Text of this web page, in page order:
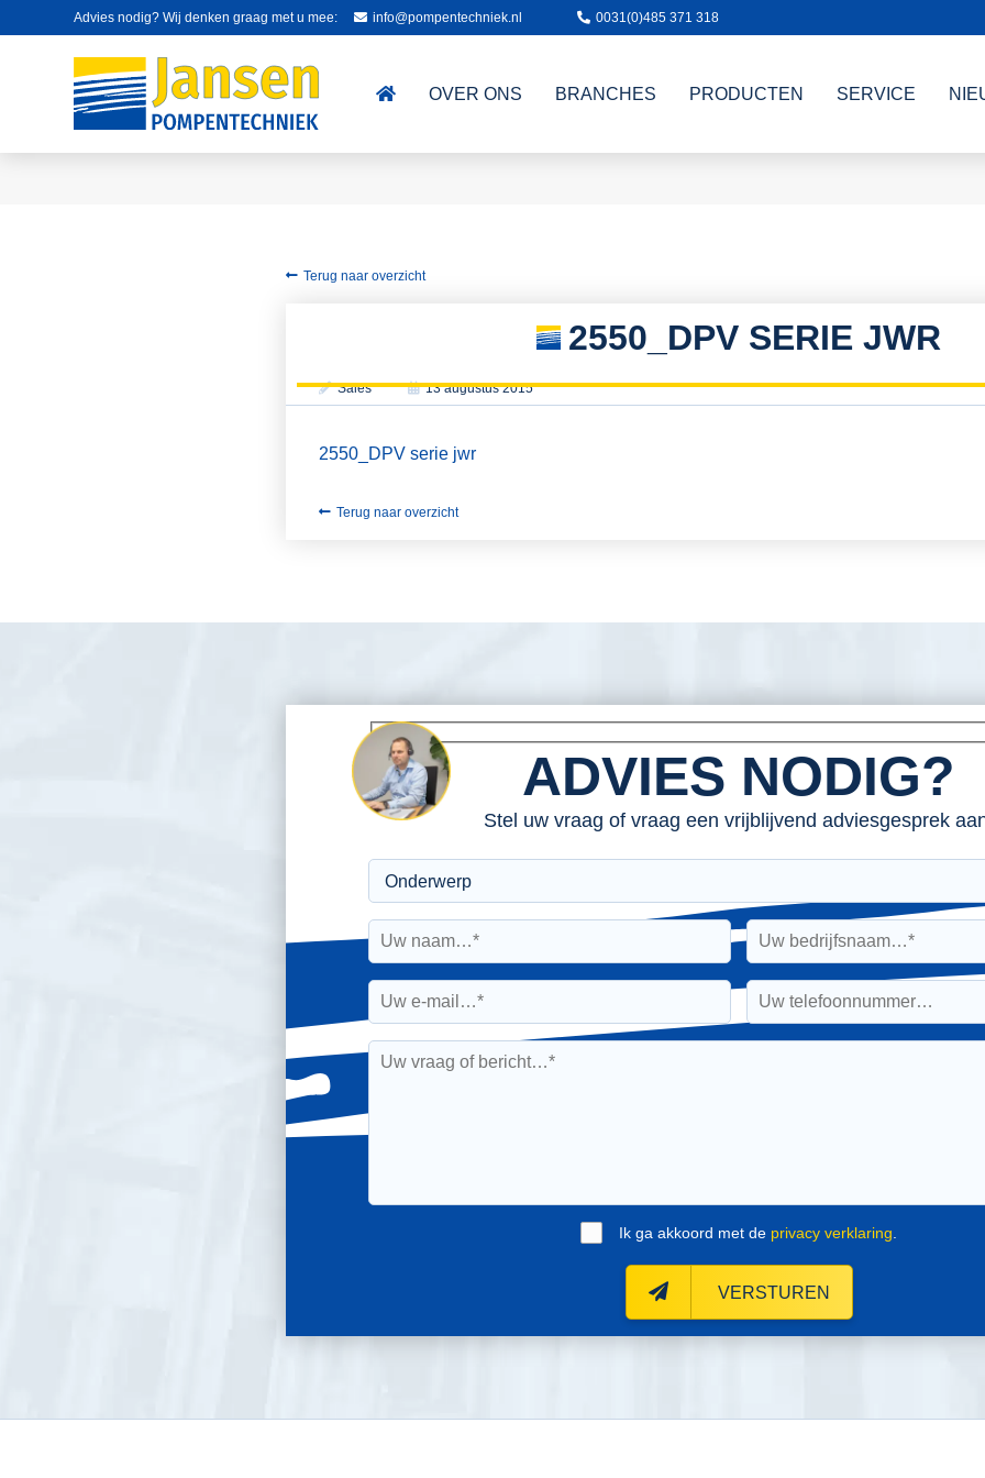
Advies nodig? Wij denken graag met u mee: info@pompentechniek.nl 0031(0)485 371 318
OVER ONS BRANCHES PRODUCTEN SERVICE
Terug naar overzicht
2550_DPV SERIE JWR
Sales 13 augustus 2015
2550_DPV serie jwr
Terug naar overzicht
ADVIES NODIG?
Stel uw vraag of vraag een vrijblijvend adviesgesprek
Ik ga akkoord met de privacy verklaring
VERSTUREN